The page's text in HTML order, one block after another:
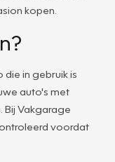
kopen.
in gebruik is
auto's met
Vakgarage
voordat